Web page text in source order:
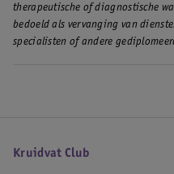
therapeutische of diagnostische
bedoeld als vervanging van
specialisten of andere
Kruidvat Club